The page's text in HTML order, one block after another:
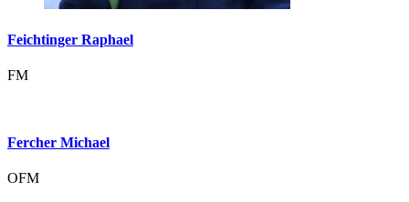
Feichtinger Raphael
FM
Fercher Michael
OFM